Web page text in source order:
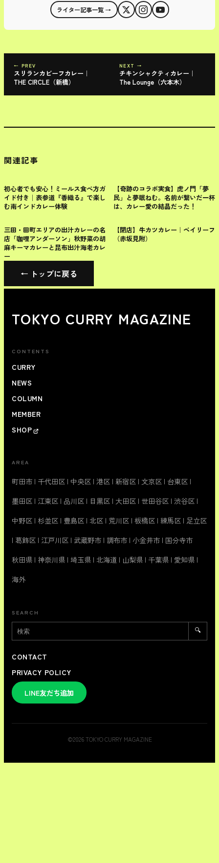
ライター記事一覧 →
← PREV
スリランカビーフカレー｜
THE CIRCLE（新橋）
NEXT →
チキンシャクティカレー｜
The Lounge（六本木）
関連記事
港区
初心者でも安心！ミールス食べ方ガ
イド付き│表参道『香織る』で楽し
む南インドカレー体験
港区
【奇跡のコラボ実食】虎ノ門「夢
民」と夢眠ねむ。名前が繋いだ一杯
は、カレー愛の結晶だった！
港区
三田・田町エリアの出汁カレーの名
店「咖哩アンダーソン」秋野菜の胡
麻キーマカレーと昆布出汁海老カレ
ー
港区
【閉店】牛カツカレー｜ベイリーフ
（赤坂見附）
← トップに戻る
TOKYO CURRY MAGAZINE
CONTENTS
CURRY
NEWS
COLUMN
MEMBER
SHOP
AREA
町田市 | 千代田区 | 中央区 | 港区 | 新宿区 | 文京区 | 台東区 |
墨田区 | 江東区 | 品川区 | 目黒区 | 大田区 | 世田谷区 | 渋谷区 |
中野区 | 杉並区 | 豊島区 | 北区 | 荒川区 | 板橋区 | 練馬区 | 足立区
| 葛飾区 | 江戸川区 | 武蔵野市 | 調布市 | 小金井市 | 国分寺市
秋田県 | 神奈川県 | 埼玉県 | 北海道 | 山梨県 | 千葉県 | 愛知県 |
海外
SEARCH
🔍
CONTACT
PRIVACY POLICY
LINE友だち追加
©2026TOKYO CURRY MAGAZINE